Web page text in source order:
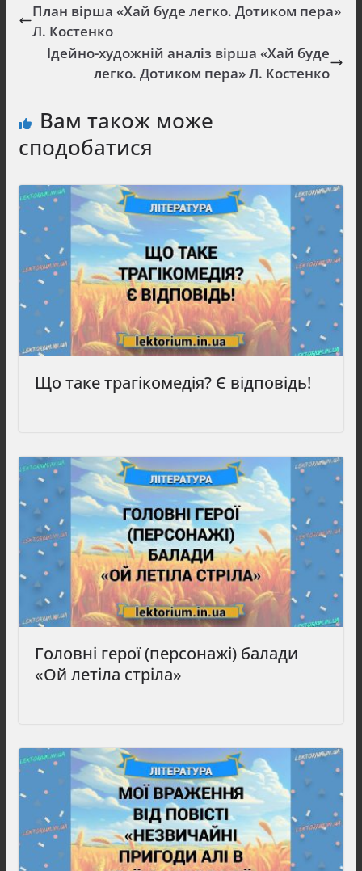
План вірша «Хай буде легко. Дотиком пера»
Л. Костенко
Ідейно-художній аналіз вірша «Хай буде
легко. Дотиком пера» Л. Костенко
Вам також може
сподобатися
Що таке трагікомедія? Є відповідь!
Головні герої (персонажі) балади
«Ой летіла стріла»